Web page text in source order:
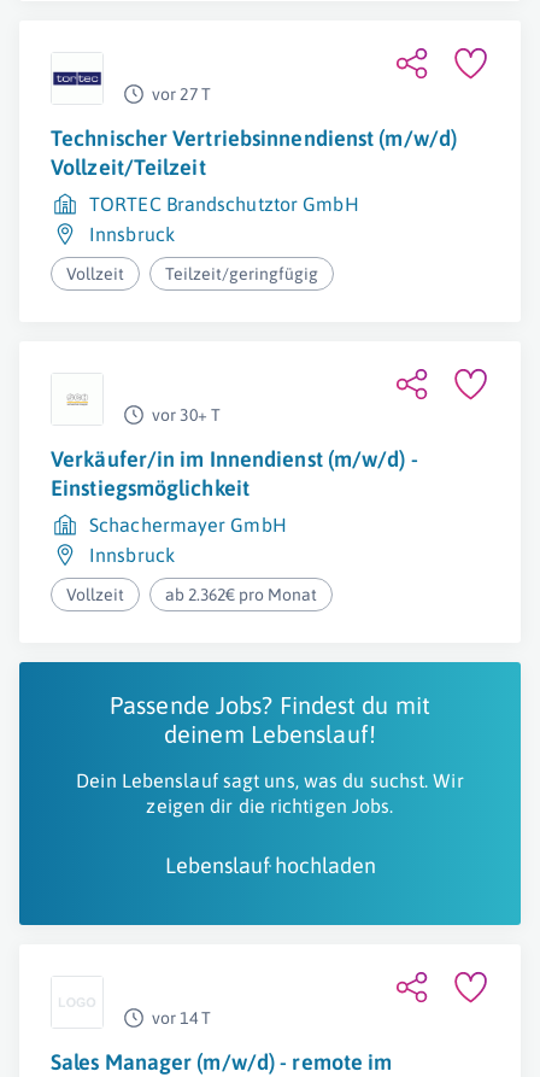
vor 27 T
Technischer Vertriebsinnendienst (m/w/d)
Vollzeit/Teilzeit
TORTEC Brandschutztor GmbH
Innsbruck
Vollzeit Teilzeit/geringfügig
vor 30+ T
Verkäufer/in im Innendienst (m/w/d) -
Einstiegsmöglichkeit
Schachermayer GmbH
Innsbruck
Vollzeit ab 2.362€ pro Monat
Passende Jobs? Findest du mit
deinem Lebenslauf!
Dein Lebenslauf sagt uns, was du suchst. Wir
zeigen dir die richtigen Jobs.
Lebenslauf hochladen
vor 14 T
Sales Manager (m/w/d) - remote im